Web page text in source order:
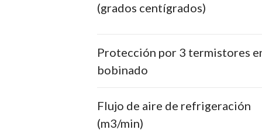
(grados centígrados)
Protección por 3 termistores
bobinado
Flujo de aire de refrigeración
(m3/min)